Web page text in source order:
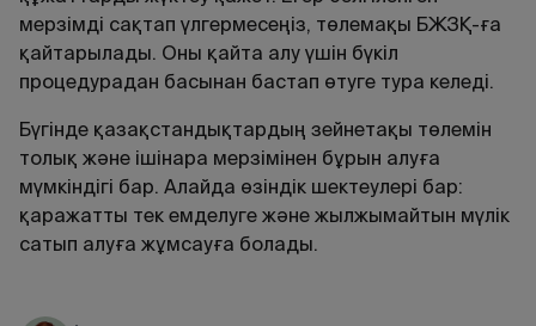
мерзімді сақтап үлгермесеңіз, төлемақы БЖЗҚ-ға
қайтарылады. Оны қайта алу үшін бүкіл
процедурадан басынан бастап өтуге тура келеді.
Бүгінде қазақстандықтардың зейнетақы төлемін
толық және ішінара мерзімінен бұрын алуға
мүмкіндігі бар. Алайда өзіндік шектеулері бар:
қаражатты тек емделуге және жылжымайтын мүлік
сатып алуға жұмсауға болады.